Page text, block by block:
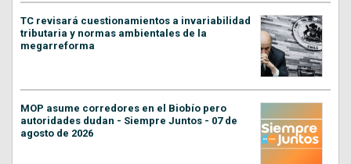
TC revisará cuestionamientos a invariabilidad
tributaria y normas ambientales de la
megarreforma
MOP asume corredores en el Biobío pero
autoridades dudan - Siempre Juntos - 07 de
agosto de 2026